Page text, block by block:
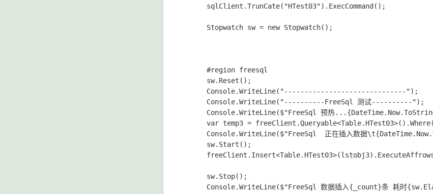
      sqlClient.TrunCate("HTest03").ExecCommand();
      Stopwatch sw = new Stopwatch();
      #region freesql
      sw.Reset();
      Console.WriteLine("------------------------------");
      Console.WriteLine("----------FreeSql 测试----------");
Console.WriteLine($"FreeSql 预热
var temp3 =
Console.WriteLine($"FreeSql  正在插入数据
      sw.Start();
      sw.Stop();
Console.WriteLine($"FreeSql 数据插入{_count}条 耗时